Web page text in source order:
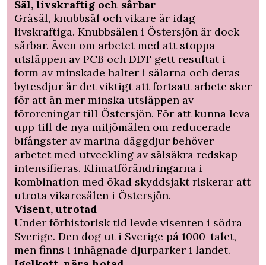
Säl, livskraftig och sårbar
Gråsäl, knubbsäl och vikare är idag
livskraftiga. Knubbsälen i Östersjön är dock
sårbar. Även om arbetet med att stoppa
utsläppen av PCB och DDT gett resultat i
form av minskade halter i sälarna och deras
bytesdjur är det viktigt att fortsatt arbete sker
för att än mer minska utsläppen av
föroreningar till Östersjön. För att kunna leva
upp till de nya miljömålen om reducerade
bifångster av marina däggdjur behöver
arbetet med utveckling av sälsäkra redskap
intensifieras. Klimatförändringarna i
kombination med ökad skyddsjakt riskerar att
utrota vikaresälen i Östersjön.
Visent, utrotad
Under förhistorisk tid levde visenten i södra
Sverige. Den dog ut i Sverige på 1000-talet,
men finns i inhägnade djurparker i landet.